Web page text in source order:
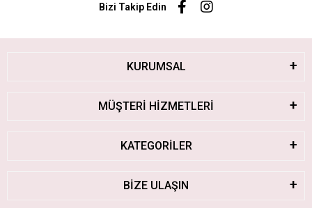
Bizi Takip Edin
KURUMSAL
MÜŞTERİ HİZMETLERİ
KATEGORİLER
BİZE ULAŞIN